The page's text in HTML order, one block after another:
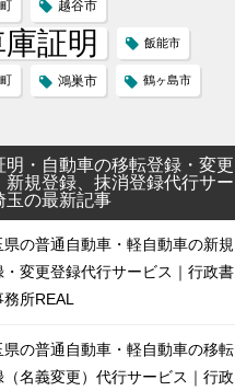
越谷市
証明 飯能市
鴻巣市 鶴ヶ島市
明・自動車の移転登録・変更
新規登録、抹消登録代行サー
玉の最新記事
県の普通自動車・軽自動車の新規
・変更登録代行サービス｜行政書
務所REAL
県の普通自動車・軽自動車の移転
（名義変更）代行サービス｜行政